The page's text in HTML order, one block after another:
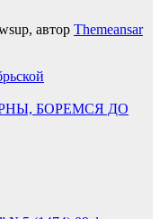
автор Themeansar
БОРЕМСЯ ДО